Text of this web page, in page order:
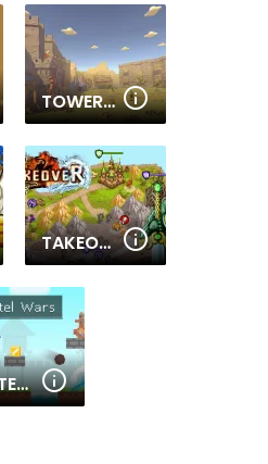
TOWER DEFENSE KINGDOM
TAKEOVER
CASTEL WARS